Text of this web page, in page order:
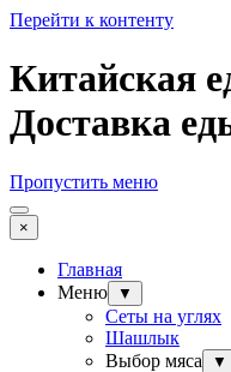
Перейти к контенту
Китайская
Доставка
Пропустить меню
×
Главная
Меню
▼
Сеты на углях
Шашлык
Выбор мяса
▼